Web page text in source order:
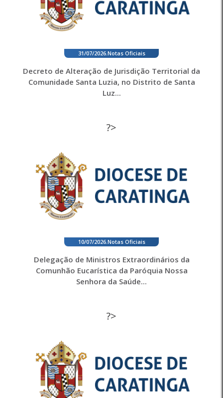
31/07/2026. Notas Oficiais
Decreto de Alteração de Jurisdição Territorial da
Comunidade Santa Luzia, no Distrito de Santa
Luz...
?>
10/07/2026. Notas Oficiais
Delegação de Ministros Extraordinários da
Comunhão Eucarística da Paróquia Nossa
Senhora da Saúde...
?>